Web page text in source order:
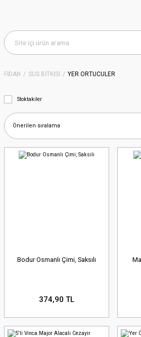
FİDAN SÜS BİTKİSİ YER ÖRTÜCÜLER
Stoktakiler
Bodur Osmanlı Çimi, Saksılı
374,90 TL